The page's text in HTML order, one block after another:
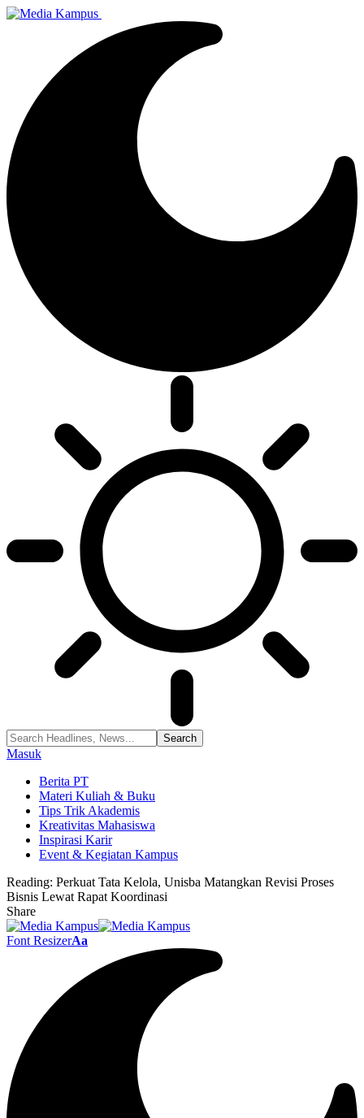
Masuk
Berita PT
Materi Kuliah & Buku
Tips Trik Akademis
Kreativitas Mahasiswa
Inspirasi Karir
Event & Kegiatan Kampus
Reading: Perkuat Tata Kelola, Unisba Matangkan Revisi Proses
Bisnis Lewat Rapat Koordinasi
Share
Font ResizerAa